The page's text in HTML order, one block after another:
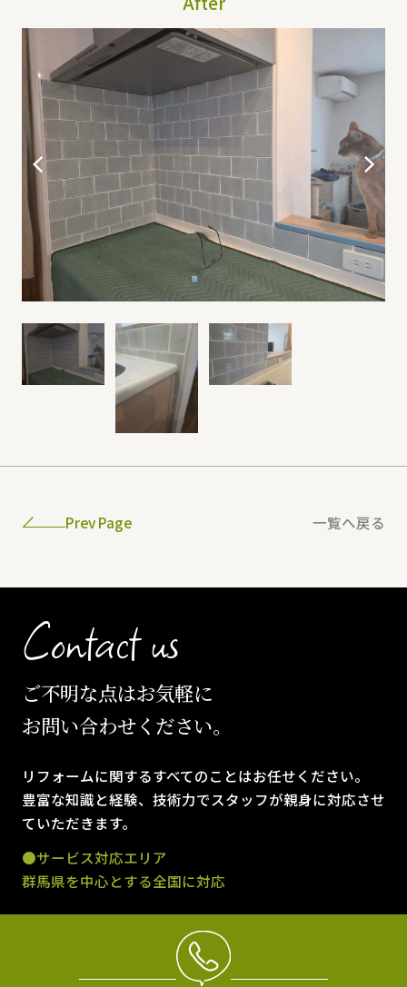
Prev Page 一覧へ戻る
Contact us
ご不明な点はお気軽に
お問い合わせください。
リフォームに関するすべてのことはお任せください。
豊富な知識と経験、技術力でスタッフが親身に対応させ
ていただきます。
●サービス対応エリア
群馬県を中心とする全国に対応